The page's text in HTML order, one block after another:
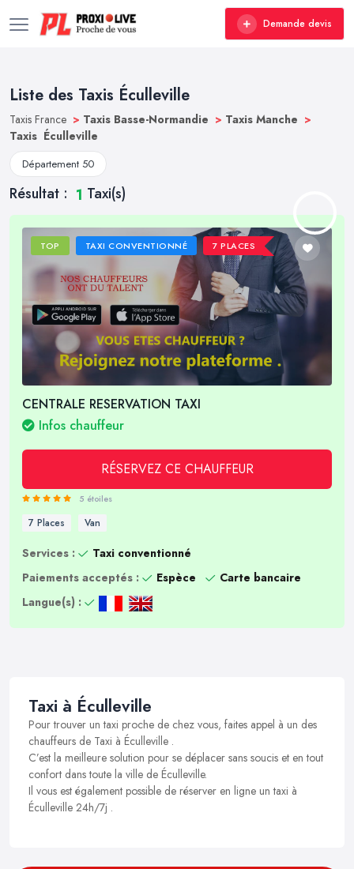
Demande devis
Liste des Taxis Éculleville
Taxis France > Taxis Basse-Normandie > Taxis Manche >
Taxis Éculleville
Département 50
Résultat : 1 Taxi(s)
TOP TAXI CONVENTIONNÉ 7 PLACES
CENTRALE RESERVATION TAXI
Infos chauffeur
RÉSERVEZ CE CHAUFFEUR
5 étoiles
7 Places Van
Services :
Taxi conventionné
Paiements acceptés :
Espèce
Carte bancaire
Langue(s) :
Taxi à Éculleville
Pour trouver un taxi proche de chez vous, faites appel à un des
chauffeurs de Taxi à Éculleville .
C’est la meilleure solution pour se déplacer sans soucis et en tout
confort dans toute la ville de Éculleville.
Il vous est également possible de réserver en ligne un taxi à
Éculleville 24h/7j .